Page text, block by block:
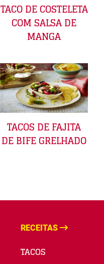
TACO DE COSTELETA
COM SALSA DE
MANGA
TACOS DE FAJITA
DE BIFE GRELHADO
RECEITAS
TACOS